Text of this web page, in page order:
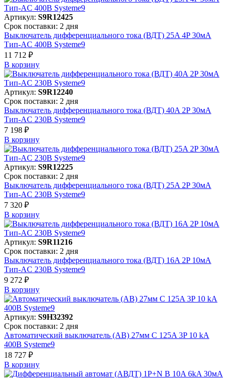
Артикул: S9R12425
Срок поставки: 2 дня
Выключатель дифференциального тока (ВДТ) 25A 4P 30мА
Тип-AC 400В Systeme9
11 712 ₽
В корзинy
Артикул: S9R12240
Срок поставки: 2 дня
Выключатель дифференциального тока (ВДТ) 40A 2P 30мА
Тип-AC 230В Systeme9
7 198 ₽
В корзинy
Артикул: S9R12225
Срок поставки: 2 дня
Выключатель дифференциального тока (ВДТ) 25A 2P 30мА
Тип-AC 230В Systeme9
7 320 ₽
В корзинy
Артикул: S9R11216
Срок поставки: 2 дня
Выключатель дифференциального тока (ВДТ) 16A 2P 10мА
Тип-AC 230В Systeme9
9 272 ₽
В корзинy
Артикул: S9H32392
Срок поставки: 2 дня
Автоматический выключатель (АВ) 27мм C 125A 3P 10 kA
400В Systeme9
18 727 ₽
В корзинy